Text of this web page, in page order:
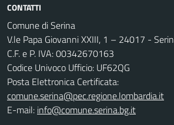
CONTATTI
Comune di Serina
V.le Papa Giovanni XXIII, 1 – 24017 -
C.F. e P. IVA: 00342670163
Codice Univoco Ufficio: UF62QG
Posta Elettronica Certificata:
comune.serina@pec.regione.lombardia.it
E-mail: info@comune.serina.bg.it